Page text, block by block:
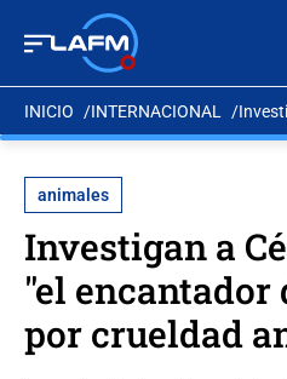
INICIO INTERNACIONAL
animales
Investigan a
"el encantador
por crueldad